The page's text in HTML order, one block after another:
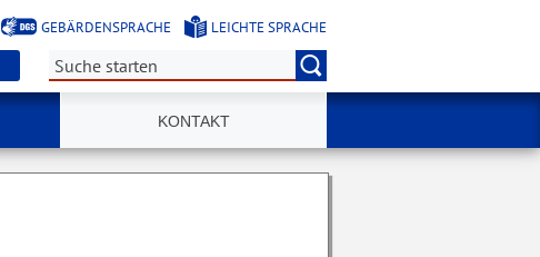
GEBÄRDENSPRACHE LEICHTE SPRACHE
Suche:
KONTAKT